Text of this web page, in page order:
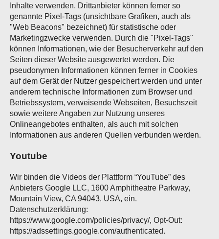
Inhalte verwenden. Drittanbieter können ferner so
genannte Pixel-Tags (unsichtbare Grafiken, auch als
"Web Beacons" bezeichnet) für statistische oder
Marketingzwecke verwenden. Durch die "Pixel-Tags"
können Informationen, wie der Besucherverkehr auf den
Seiten dieser Website ausgewertet werden. Die
pseudonymen Informationen können ferner in Cookies
auf dem Gerät der Nutzer gespeichert werden und unter
anderem technische Informationen zum Browser und
Betriebssystem, verweisende Webseiten, Besuchszeit
sowie weitere Angaben zur Nutzung unseres
Onlineangebotes enthalten, als auch mit solchen
Informationen aus anderen Quellen verbunden werden.
Youtube
Wir binden die Videos der Plattform “YouTube” des
Anbieters Google LLC, 1600 Amphitheatre Parkway,
Mountain View, CA 94043, USA, ein.
Datenschutzerklärung:
https://www.google.com/policies/privacy/, Opt-Out:
https://adssettings.google.com/authenticated.